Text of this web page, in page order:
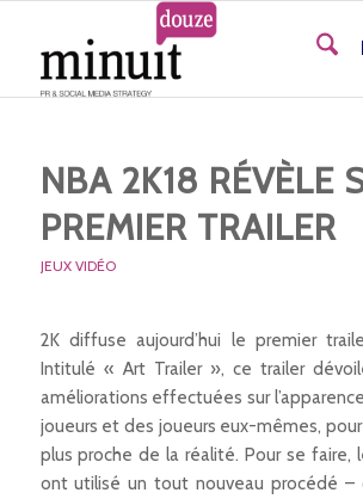
NBA 2K18 RÉVÈLE
PREMIER TRAILER
JEUX VIDÉO
2K diffuse aujourd’hui le premier
Intitulé « Art Trailer », ce trailer
améliorations effectuées sur
joueurs et des joueurs eux-mêmes,
plus proche de la réalité. Pour se faire,
ont utilisé un tout nouveau procédé –